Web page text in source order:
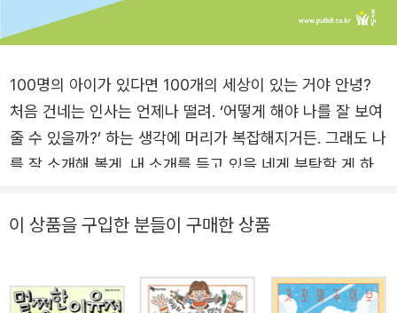
100명의 아이가 있다면 100개의 세상이 있는 거야 안녕?
처음 건네는 인사는 언제나 떨려. ‘어떻게 해야 나를 잘 보여
줄 수 있을까?’ 하는 생각에 머리가 복잡해지거든. 그래도 나
를 잘 소개해 볼게. 내 소개를 듣고 있을 네게 부탁할 게 하
할 테니, 내 소개를 들으면서 머릿속으로 내 모습을 천천히
밝고 활발한 성격이지. 늘 우당탕탕 교실과 복도를 뒤집고
이 상품을 구입한 분들이 구매한 상품